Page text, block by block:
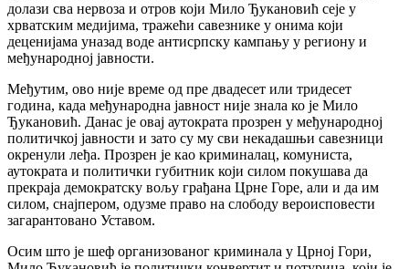
долази сва нервоза и отров који Мило Ђукановић сеје у
хрватским медијима, тражећи савезнике у онима који
деценијама уназад воде антисрпску кампању у региону и
међународној јавности.
Међутим, ово није време од пре двадесет или тридесет
година, када међународна јавност није знала ко је Мило
Ђукановић. Данас је овај аутократа прозрен у међународној
политичкој јавности и зато су му сви некадашњи савезници
окренули леђа. Прозрен је као криминалац, комуниста,
аутократа и политички губитник који силом покушава да
прекраја демократску вољу грађана Црне Горе, али и да им
силом, снајпером, одузме право на слободу вероисповести
загарантовано Уставом.
Осим што је шеф организованог криминала у Црној Гори,